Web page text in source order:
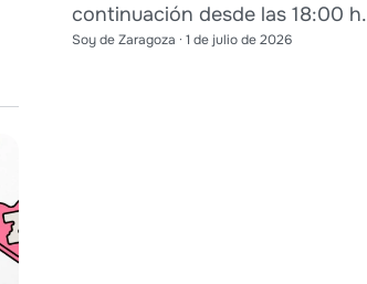
continuación desde las 18:00 h.
Soy de Zaragoza · 1 de julio de 2026